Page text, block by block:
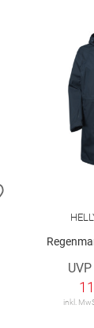
ZUR
UVP
inkl.